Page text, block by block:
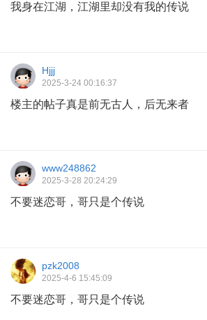
我身在江湖，江湖里却没有我的传说
Hjjj
2025-3-24 00:16:37
楼主的帖子真是前无古人，后无来者
www248862
2025-3-28 20:24:29
不要迷恋哥，哥只是个传说
pzk2008
2025-4-6 15:45:09
不要迷恋哥，哥只是个传说